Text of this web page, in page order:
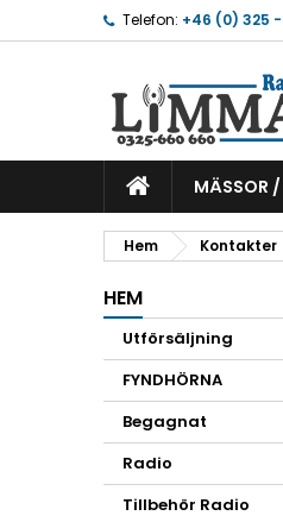
Telefon: +46 (0) 325
MÄSSOR /
Hem Kontakter
HEM
Utförsäljning
FYNDHÖRNA
Begagnat
Radio
Tillbehör Radio